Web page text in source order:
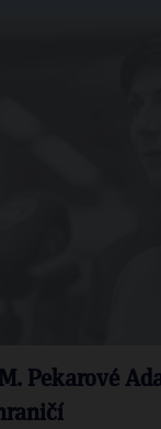
Pekarové